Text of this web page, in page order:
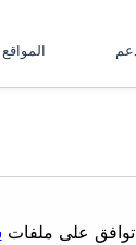
توافق على ملفات